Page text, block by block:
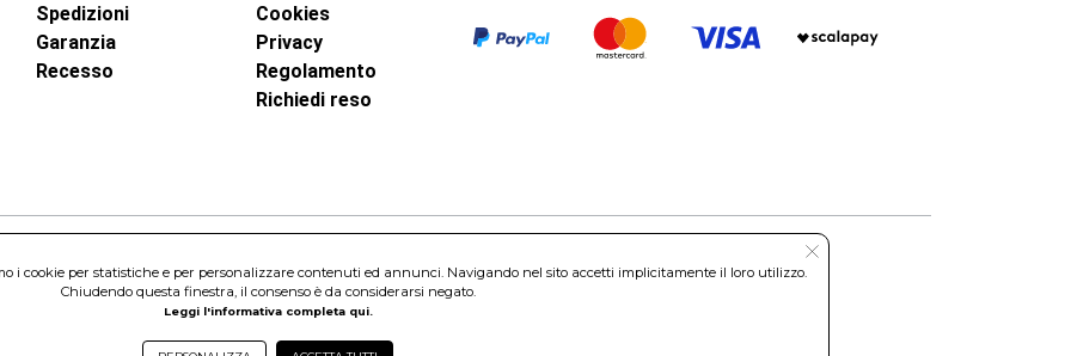
Spedizioni
Garanzia
Recesso
Cookies
Privacy
Regolamento
Richiedi reso
40 - 00015 Monterotondo Scalo (RM)
Sociale 1.600.000,00 Euro i.v. Iscritto al Registro delle Imprese di Roma REA: RM-535144
Scalo (RM) - Telefono:06.90095358
i cookie per statistiche e per personalizzare contenuti ed annunci. Navigando nel sito accetti implicitamente il loro utilizzo.
Chiudendo questa finestra, il consenso è da considerarsi negato.
Leggi l'informativa completa qui.